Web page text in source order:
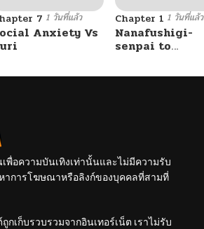
7 1 วันที่แล้ว
Anxiety Vs
Chapter 1 1 วันที่แล้ว
Nanafushigi-
senpai to
พื่อความบันเทิงเท่านั้นและไม่มีความรับ
าการโฆษณาหรือลิงก์ของบุคคลที่สามที่
เก็บรวบรวมจากอินเทอร์เน็ต เราไม่รับ